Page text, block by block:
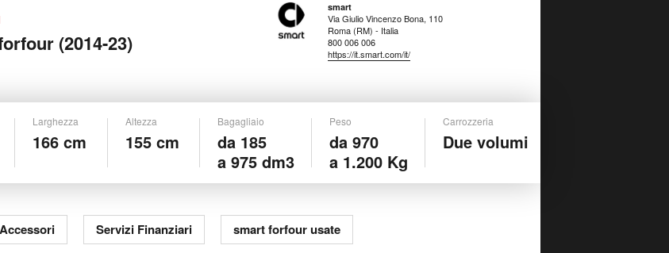
(2014-23)
smart
Via Giulio Vincenzo Bona, 110
Roma (RM) - Italia
800 006 006
https://it.smart.com/it/
Larghezza
166 cm
Altezza
155 cm
Bagagliaio
da 185
a 975 dm3
Peso
da 970
a 1.200 Kg
Carrozzeria
Due volumi
Accessori Servizi Finanziari smart forfour usate